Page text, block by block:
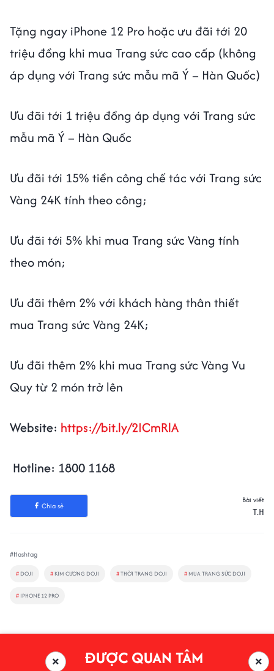
Tặng ngay iPhone 12 Pro hoặc ưu đãi tới 20
triệu đồng khi mua Trang sức cao cấp (không
áp dụng với Trang sức mẫu mã Ý – Hàn Quốc)
Ưu đãi tới 1 triệu đồng áp dụng với Trang sức
mẫu mã Ý – Hàn Quốc
Ưu đãi tới 15% tiền công chế tác với Trang sức
Vàng 24K tính theo công;
Ưu đãi tới 5% khi mua Trang sức Vàng tính
theo món;
Ưu đãi thêm 2% với khách hàng thân thiết
mua Trang sức Vàng 24K;
Ưu đãi thêm 2% khi mua Trang sức Vàng Vu
Quy từ 2 món trở lên
Website: https://bit.ly/2ICmRlA
Hotline: 1800 1168
Chia sẻ
Bài viết
T.H
#Hashtag
# DOJI # KIM CƯƠNG DOJI #THỜI TRANG DOJI # MUA TRANG SỨC DOJI
# IPHONE 12 PRO
ĐƯỢC QUAN TÂM ×
×